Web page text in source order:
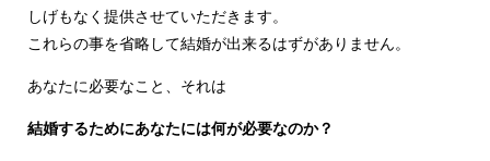
しげもなく提供させていただきます。
これらの事を省略して結婚が出来るはずがありません。
あなたに必要なこと、それは
結婚するためにあなたには何が必要なのか？